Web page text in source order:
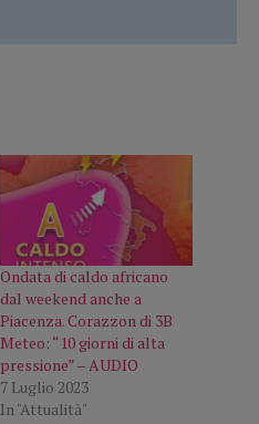
Ondata di caldo africano
dal weekend anche a
Piacenza. Corazzon di 3B
Meteo: “10 giorni di alta
pressione” – AUDIO
7 Luglio 2023
In "Attualità"